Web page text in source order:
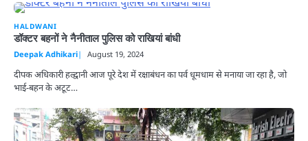
HALDWANI
डॉक्टर बहनों ने नैनीताल पुलिस को राखियां बांधी
Deepak Adhikari August 19, 2024
दीपक अधिकारी हल्द्वानी आज पूरे देश में रक्षाबंधन का पर्व धूमधाम से मनाया जा रहा है, जो
भाई-बहन के अटूट…